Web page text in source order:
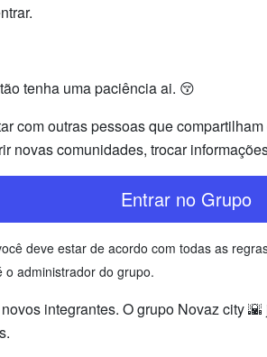
tenha uma paciência ai. 😚
com outras pessoas que
novas comunidades, trocar
Entrar no Grupo
deve estar de acordo com todas as
o administrador do grupo.
integrantes. O grupo Novaz city 🌇